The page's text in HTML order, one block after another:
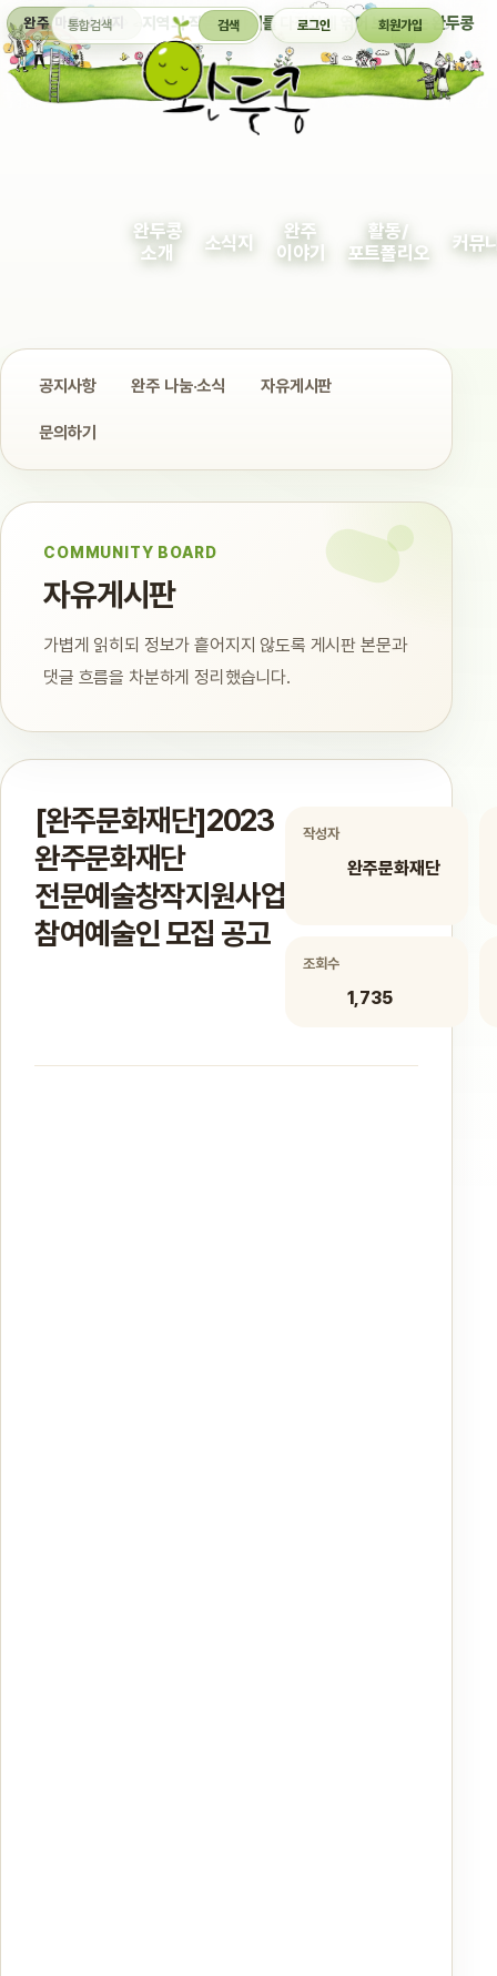
완주 마을 소식지 지역의 작은 이야기를 다정하게 엮어 보여주는 완두콩
통합검색 검색 로그인 회원가입
완두콩
소개
소식지
완주
이야기
활동/
포트폴리오
커뮤
공지사항 완주 나눔·소식 자유게시판
문의하기
COMMUNITY BOARD
자유게시판
가볍게 읽히되 정보가 흩어지지 않도록 게시판 본문과
댓글 흐름을 차분하게 정리했습니다.
[완주문화재단]2023
완주문화재단
전문예술창작지원사업
참여예술인 모집 공고
작성자
완주문화재단
조회수
1,735